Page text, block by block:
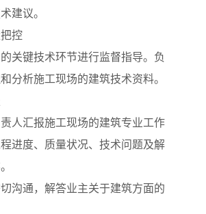
建议。
控
关键技术环节进行监督指导。负
分析施工现场的建筑技术资料。
人汇报施工现场的建筑专业工作
进度、质量状况、技术问题及解
沟通，解答业主关于建筑方面的